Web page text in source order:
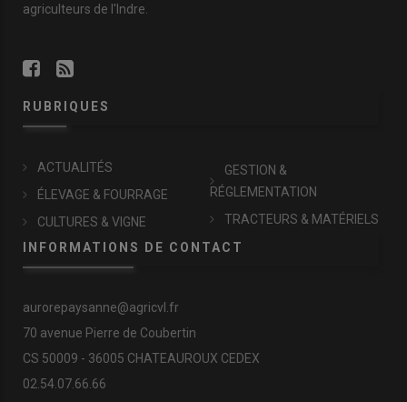
agriculteurs de l'Indre.
RUBRIQUES
ACTUALITÉS
ÉLEVAGE & FOURRAGE
CULTURES & VIGNE
GESTION &
RÉGLEMENTATION
TRACTEURS & MATÉRIELS
INFORMATIONS DE CONTACT
aurorepaysanne@agricvl.fr
70 avenue Pierre de Coubertin
CS 50009 - 36005 CHATEAUROUX CEDEX
02.54.07.66.66